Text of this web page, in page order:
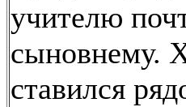
учителю
сыновнему.
ставился